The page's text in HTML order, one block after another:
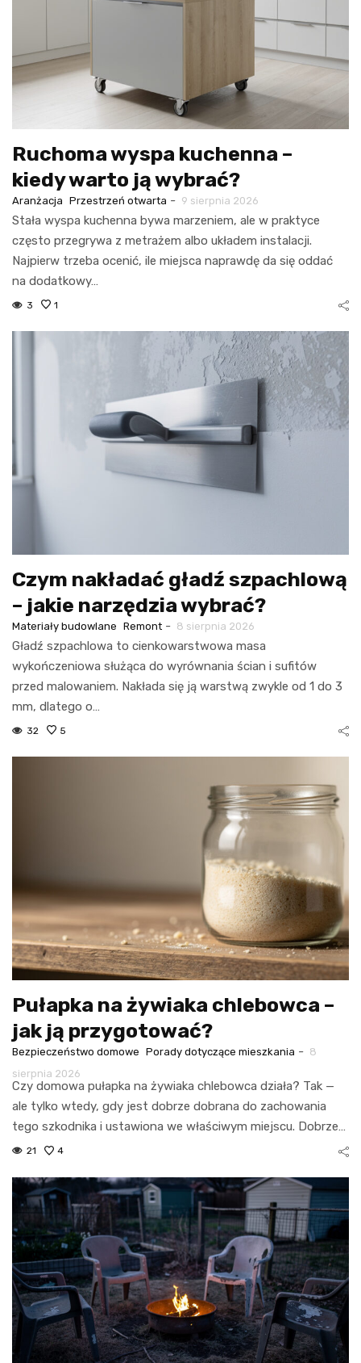
Ruchoma wyspa kuchenna –
kiedy warto ją wybrać?
Aranżacja Przestrzeń otwarta - 9 sierpnia 2026
Stała wyspa kuchenna bywa marzeniem, ale w praktyce
często przegrywa z metrażem albo układem instalacji.
Najpierw trzeba ocenić, ile miejsca naprawdę da się oddać
na dodatkowy…
3 1
Czym nakładać gładź szpachlową
– jakie narzędzia wybrać?
Materiały budowlane Remont - 8 sierpnia 2026
Gładź szpachlowa to cienkowarstwowa masa
wykończeniowa służąca do wyrównania ścian i sufitów
przed malowaniem. Nakłada się ją warstwą zwykle od 1 do 3
mm, dlatego o…
32 5
Pułapka na żywiaka chlebowca –
jak ją przygotować?
Bezpieczeństwo domowe Porady dotyczące mieszkania - 8
sierpnia 2026
Czy domowa pułapka na żywiaka chlebowca działa? Tak —
ale tylko wtedy, gdy jest dobrze dobrana do zachowania
tego szkodnika i ustawiona we właściwym miejscu. Dobrze…
21 4